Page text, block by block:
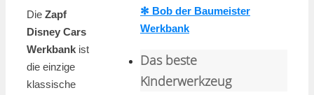
Die Zapf
Disney Cars
Werkbank ist
die einzige
klassische
✻ Bob der Baumeister
Werkbank
Das beste
Kinderwerkzeug